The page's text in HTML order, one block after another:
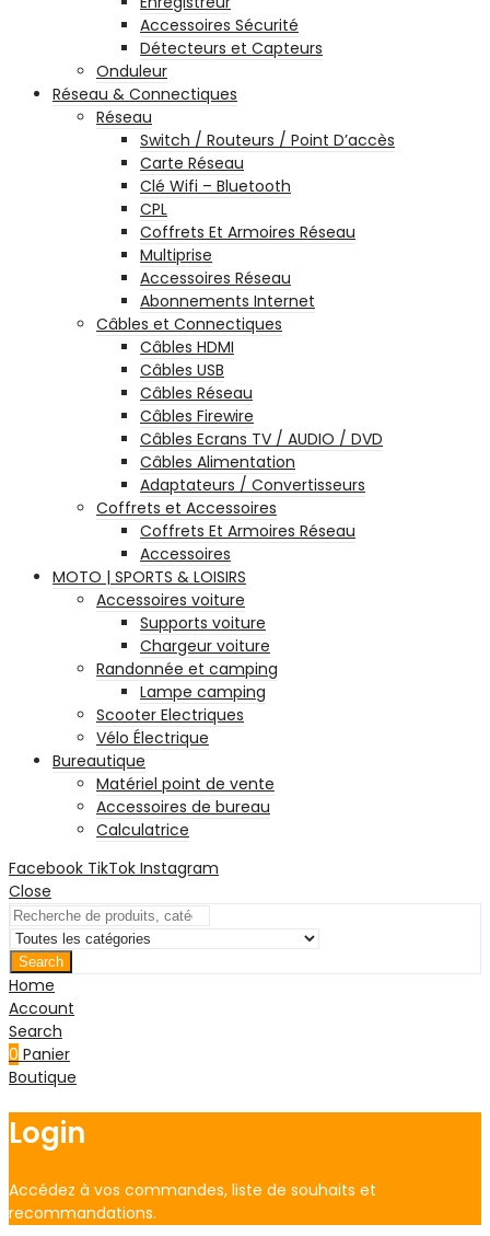
Accessoires Sécurité
Détecteurs et Capteurs
Onduleur
Réseau & Connectiques
Réseau
Switch / Routeurs / Point D’accès
Carte Réseau
Clé Wifi – Bluetooth
CPL
Coffrets Et Armoires Réseau
Multiprise
Accessoires Réseau
Abonnements Internet
Câbles et Connectiques
Câbles HDMI
Câbles USB
Câbles Réseau
Câbles Firewire
Câbles Ecrans TV / AUDIO / DVD
Câbles Alimentation
Adaptateurs / Convertisseurs
Coffrets et Accessoires
Coffrets Et Armoires Réseau
Accessoires
MOTO | SPORTS & LOISIRS
Accessoires voiture
Supports voiture
Chargeur voiture
Randonnée et camping
Lampe camping
Scooter Electriques
Vélo Électrique
Bureautique
Matériel point de vente
Accessoires de bureau
Calculatrice
Facebook TikTok Instagram
Close
Search
Home
Account
Search
0 Panier
Boutique
Login
Accédez à vos commandes, liste de souhaits et
recommandations.